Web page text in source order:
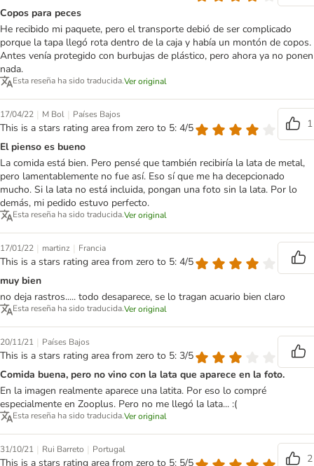
Copos para peces
He recibido mi paquete, pero el transporte debió de ser complicado
porque la tapa llegó rota dentro de la caja y había un montón de copos.
Antes venía protegido con burbujas de plástico, pero ahora ya no ponen
nada.
Esta reseña ha sido traducida.Ver original
17/04/22 | M Bol | Países Bajos
This is a stars rating area from zero to 5: 4/5
1
El pienso es bueno
La comida está bien. Pero pensé que también recibiría la lata de metal,
pero lamentablemente no fue así. Eso sí que me ha decepcionado
mucho. Si la lata no está incluida, pongan una foto sin la lata. Por lo
demás, mi pedido estuvo perfecto.
Esta reseña ha sido traducida.Ver original
17/01/22 | martinz | Francia
This is a stars rating area from zero to 5: 4/5
muy bien
no deja rastros..... todo desaparece, se lo tragan acuario bien claro
Esta reseña ha sido traducida.Ver original
20/11/21 | Países Bajos
This is a stars rating area from zero to 5: 3/5
Comida buena, pero no vino con la lata que aparece en la foto.
En la imagen realmente aparece una latita. Por eso lo compré
especialmente en Zooplus. Pero no me llegó la lata... :(
Esta reseña ha sido traducida.Ver original
31/10/21 | Rui Barreto | Portugal
This is a stars rating area from zero to 5: 5/5
2